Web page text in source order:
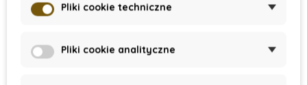
Pliki cookie techniczne
Pliki cookie analityczne